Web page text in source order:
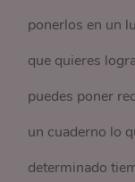
ponerlos en un
que quieres
puedes poner
un cuaderno lo
determinado